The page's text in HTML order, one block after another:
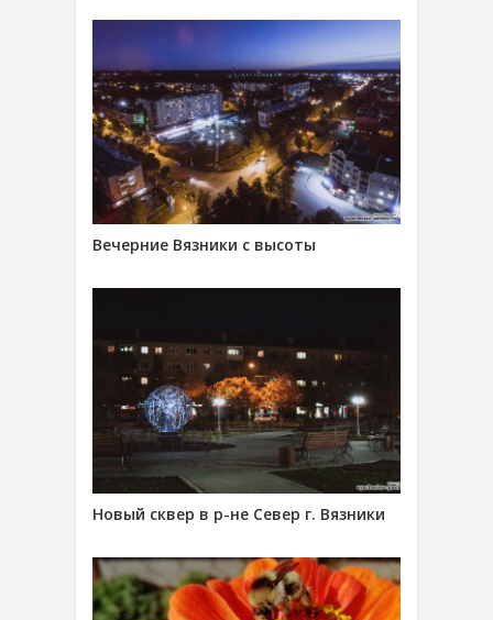
Вечерние Вязники с высоты
Новый сквер в р-не Север г. Вязники